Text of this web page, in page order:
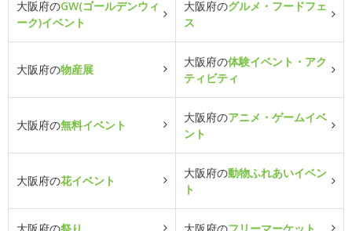
大阪府のGW(ゴールデンウィ
ーク)イベント
大阪府のグルメ・フードフェ
ス
大阪府の物産展
大阪府の体験イベント・アク
ティビティ
大阪府の無料イベント
大阪府のアニメ・ゲームイベ
ント
大阪府の花イベント
大阪府の動物ふれあいイベン
ト